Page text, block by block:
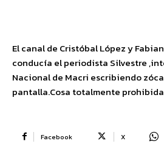
El canal de Cristóbal López y
conducía el periodista Silvestre
Nacional de Macri escribiendo
pantalla.Cosa totalmente
Facebook X